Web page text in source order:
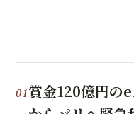
賞金120億円の